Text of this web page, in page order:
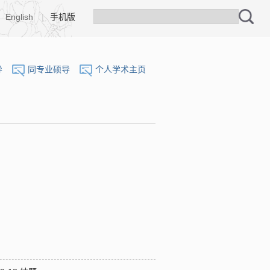
English | 手机版
同专业硕导 个人学术主页